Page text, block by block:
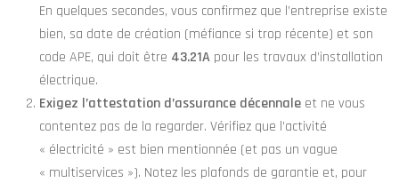
En quelques secondes, vous confirmez que l’entreprise existe
bien, sa date de création (méfiance si trop récente) et son
code APE, qui doit être 43.21A pour les travaux d’installation
électrique.
Exigez l’attestation d’assurance décennale et ne vous
contentez pas de la regarder. Vérifiez que l’activité
« électricité » est bien mentionnée (et pas un vague
« multiservices »). Notez les plafonds de garantie et, pour